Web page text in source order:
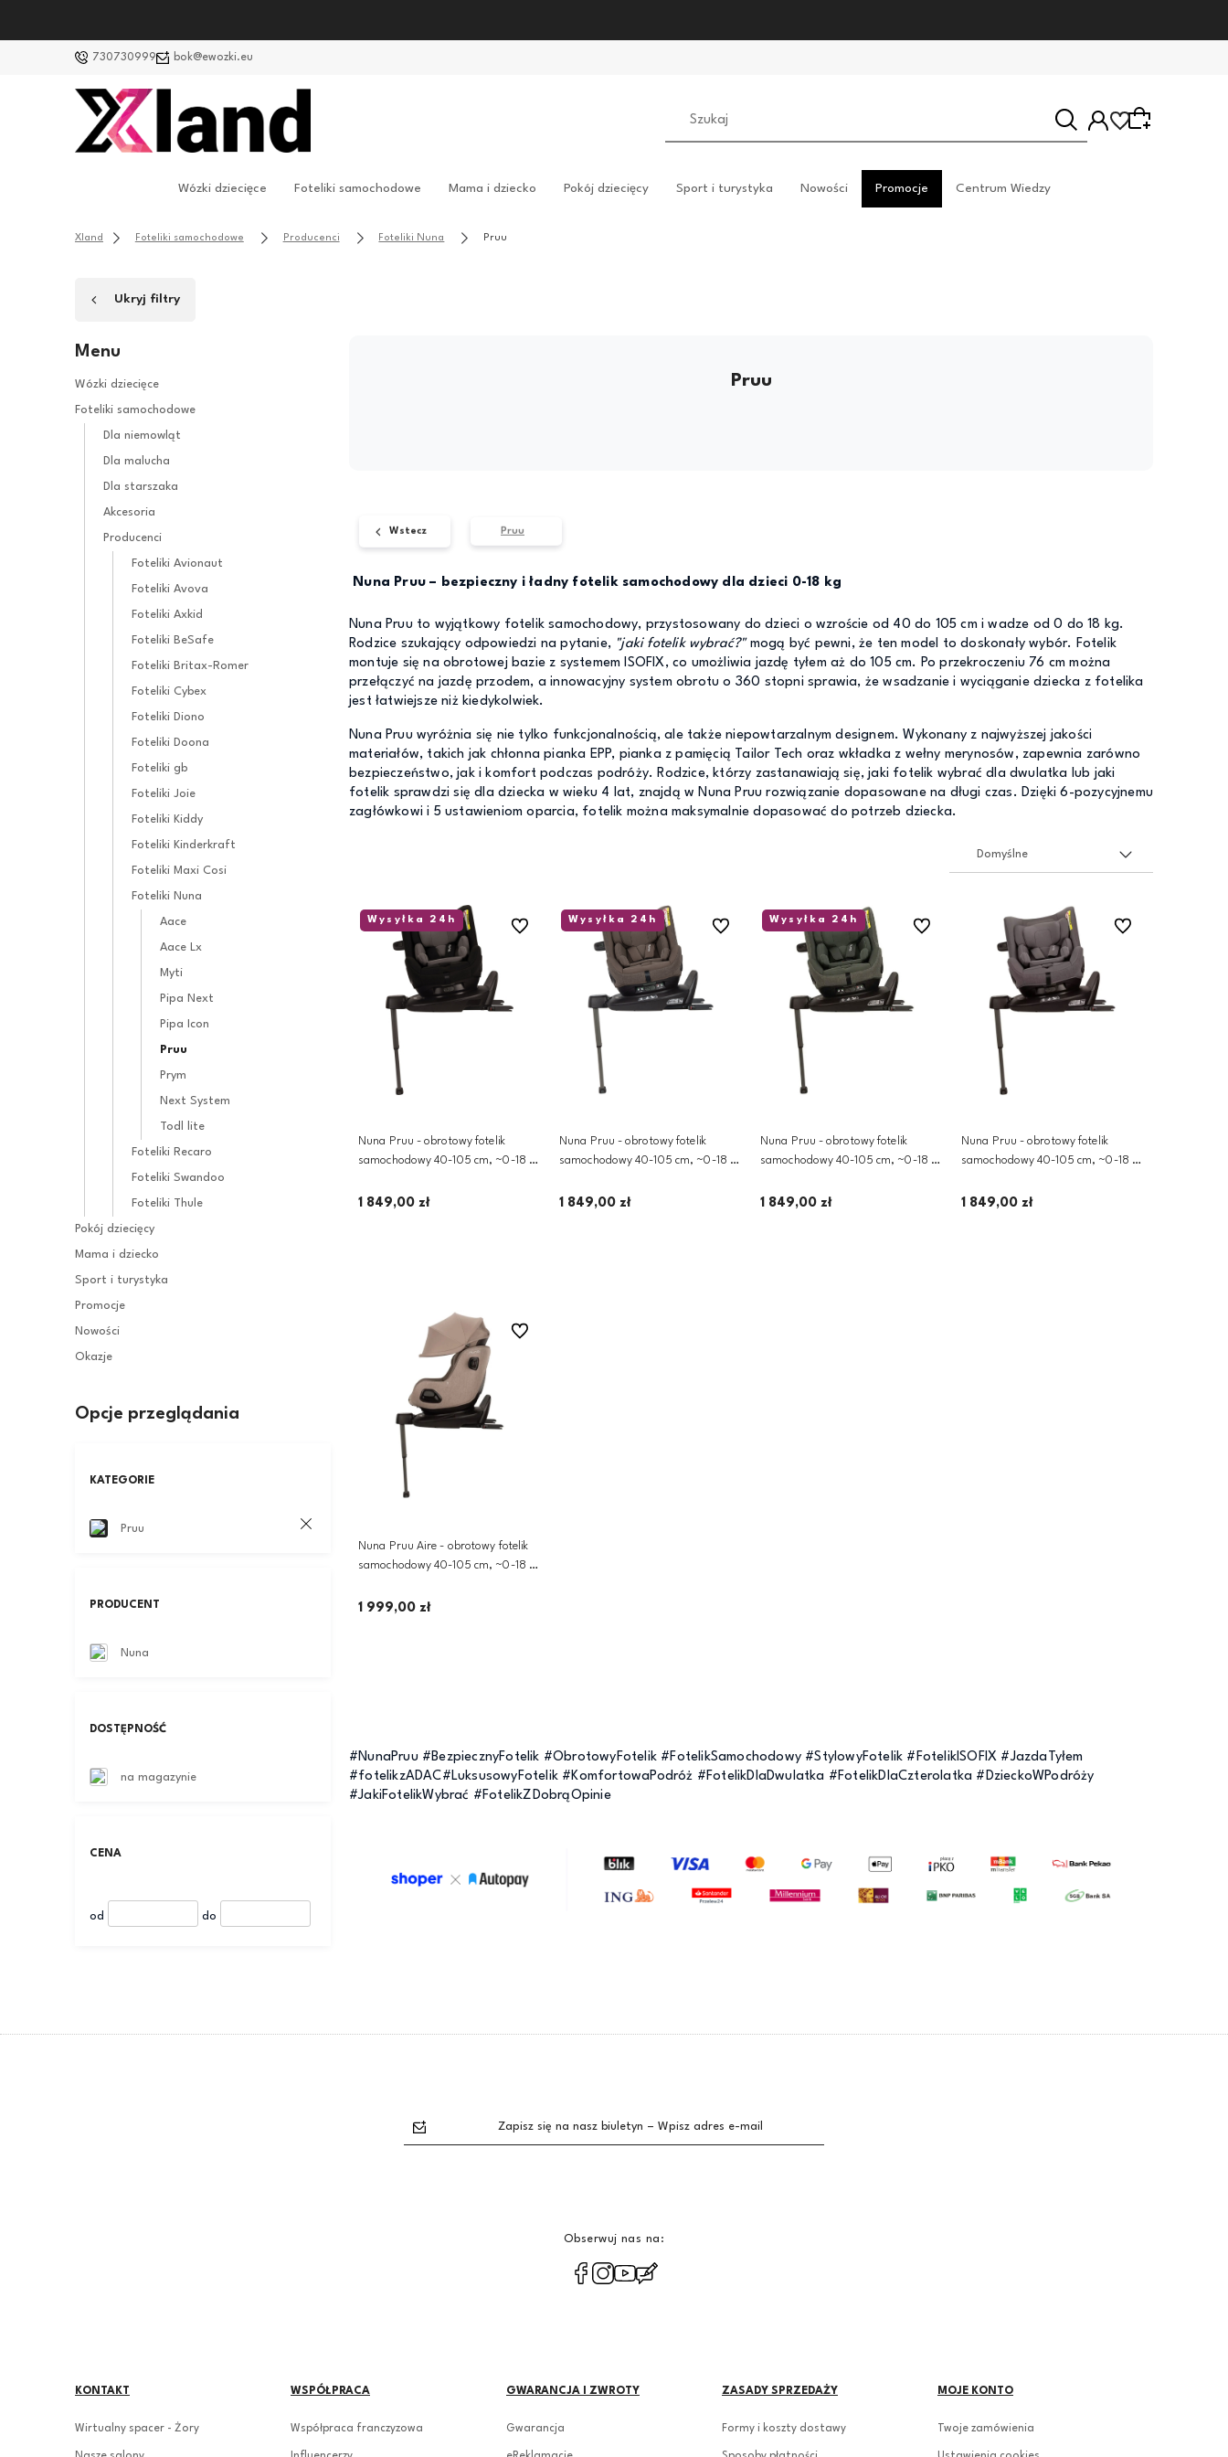
730730999 bok@ewozki.eu
Wózki dziecięce Foteliki samochodowe Mama i dziecko Pokój dziecięcy Sport i turystyka Nowości Promocje Centrum Wiedzy
Xland Foteliki samochodowe Producenci Foteliki Nuna Pruu
Ukryj filtry
Menu
Wózki dziecięce
Foteliki samochodowe
Dla niemowląt
Dla malucha
Dla starszaka
Akcesoria
Producenci
Foteliki Avionaut
Foteliki Avova
Foteliki Axkid
Foteliki BeSafe
Foteliki Britax-Romer
Foteliki Cybex
Foteliki Diono
Foteliki Doona
Foteliki gb
Foteliki Joie
Foteliki Kiddy
Foteliki Kinderkraft
Foteliki Maxi Cosi
Foteliki Nuna
Aace
Aace Lx
Myti
Pipa Next
Pipa Icon
Pruu
Prym
Next System
Todl lite
Foteliki Recaro
Foteliki Swandoo
Foteliki Thule
Pokój dziecięcy
Mama i dziecko
Sport i turystyka
Promocje
Nowości
Okazje
Opcje przeglądania
KATEGORIE
Pruu
PRODUCENT
Nuna
DOSTĘPNOŚĆ
na magazynie
CENA
od do
Pruu
Wstecz Pruu
Nuna Pruu – bezpieczny i ładny fotelik samochodowy dla dzieci 0-18 kg
Nuna Pruu to wyjątkowy fotelik samochodowy, przystosowany do dzieci o wzroście od 40 do 105 cm i wadze od 0 do 18 kg.
Rodzice szukający odpowiedzi na pytanie, "jaki fotelik wybrać?"mogą być pewni, że ten model to doskonały wybór. Fotelik
montuje się na obrotowej bazie z systemem ISOFIX, co umożliwia jazdę tyłem aż do 105 cm. Po przekroczeniu 76 cm można
przełączyć na jazdę przodem, a innowacyjny system obrotu o 360 stopni sprawia, że wsadzanie i wyciąganie dziecka z fotelika
jest łatwiejsze niż kiedykolwiek.
Nuna Pruu wyróżnia się nie tylko funkcjonalnością, ale także niepowtarzalnym designem. Wykonany z najwyższej jakości
materiałów, takich jak chłonna pianka EPP, pianka z pamięcią Tailor Tech oraz wkładka z wełny merynosów, zapewnia zarówno
bezpieczeństwo, jak i komfort podczas podróży. Rodzice, którzy zastanawiają się, jaki fotelik wybrać dla dwulatka lub jaki
fotelik sprawdzi się dla dziecka w wieku 4 lat, znajdą w Nuna Pruu rozwiązanie dopasowane na długi czas. Dzięki 6-pozycyjnemu
zagłówkowi i 5 ustawieniom oparcia, fotelik można maksymalnie dopasować do potrzeb dziecka.
Wysyłka 24h
Nuna Pruu - obrotowy fotelik
samochodowy 40-105 cm, ~0-18 kg
1 849,00 zł
Do ulubionych
Wysyłka 24h
Nuna Pruu - obrotowy fotelik
samochodowy 40-105 cm, ~0-18 kg
1 849,00 zł
Do ulubionych
Wysyłka 24h
Nuna Pruu - obrotowy fotelik
samochodowy 40-105 cm, ~0-18 kg
1 849,00 zł
Do ulubionych
Nuna Pruu - obrotowy fotelik
samochodowy 40-105 cm, ~0-18 kg
1 849,00 zł
Do ulubionych
Nuna Pruu Aire - obrotowy fotelik
samochodowy 40-105 cm, ~0-18 kg
1 999,00 zł
Do ulubionych
#NunaPruu #BezpiecznyFotelik #ObrotowyFotelik #FotelikSamochodowy #StylowyFotelik #FotelikISOFIX #JazdaTyłem
#fotelikzADAC#LuksusowyFotelik #KomfortowaPodróż #FotelikDlaDwulatka #FotelikDlaCzterolatka #DzieckoWPodróży
#JakiFotelikWybrać #FotelikZDobrąOpinie
Zapisz się na nasz biuletyn – Wpisz adres e-mail
polityce prywatności
Obserwuj nas na:
KONTAKT
Wirtualny spacer - Żory
WSPÓŁPRACA
Współpraca franczyzowa
GWARANCJA I ZWROTY
Gwarancja
ZASADY SPRZEDAŻY
Formy i koszty dostawy
MOJE KONTO
Twoje zamówienia